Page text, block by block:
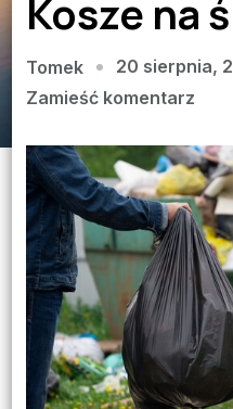
Kosze na
Tomek
20 sierpnia,
Zamieść komentarzwe
na